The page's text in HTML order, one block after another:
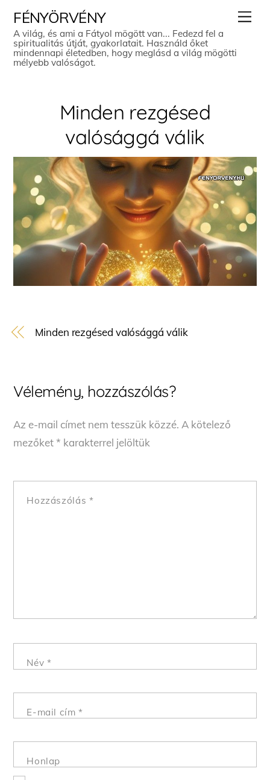
content
FÉNYÖRVÉNY
A világ, és ami a Fátyol mögött van... Fedezd fel a
spiritualitás útját, gyakorlatait. Használd őket
mindennapi életedben, hogy meglásd a világ mögötti
mélyebb valóságot.
Minden rezgésed
valósággá válik
Minden rezgésed valósággá válik
Vélemény, hozzászólás?
Az e-mail címet nem tesszük közzé. A kötelező
mezőket* karakterrel jelöltük
Hozzászólás *
Név *
E-mail cím*
Honlap